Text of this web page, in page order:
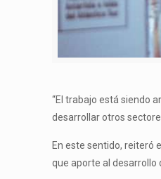
“El trabajo está siendo
desarrollar otros
En este sentido, reiteró
que aporte al desarrollo